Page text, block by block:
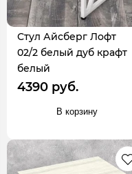
Стул Айсберг Лофт
02/2 белый дуб крафт
белый
4390 руб.
В корзину